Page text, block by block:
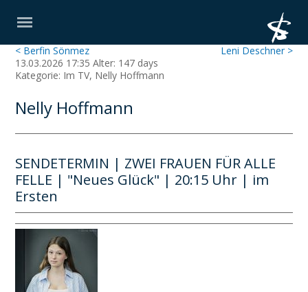
Leni Deschner >
< Berfin Sönmez
13.03.2026 17:35 Alter: 147 days
Kategorie: Im TV, Nelly Hoffmann
Nelly Hoffmann
SENDETERMIN | ZWEI FRAUEN FÜR ALLE
FELLE | "Neues Glück" | 20:15 Uhr | im
Ersten